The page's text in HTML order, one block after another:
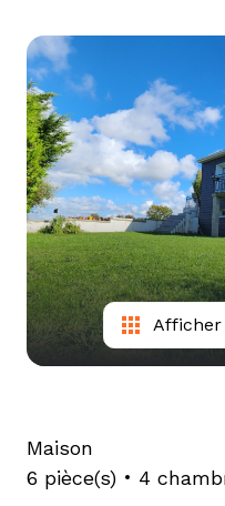
tarif
estimation
Afficher
Maison
6 pièce(s)
4